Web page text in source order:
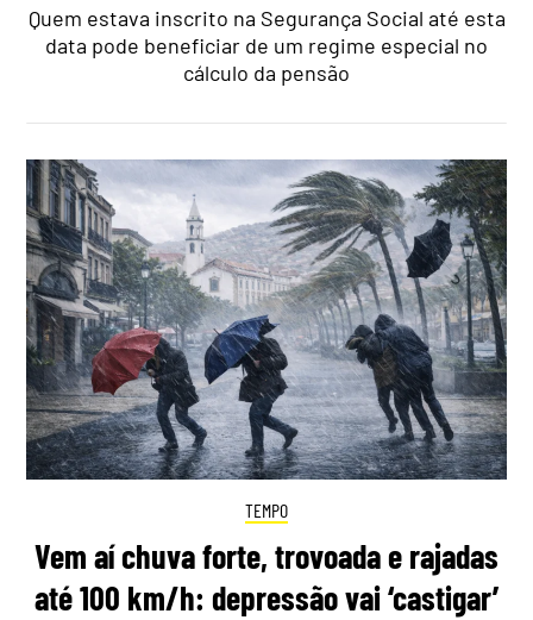
Quem estava inscrito na Segurança Social até esta
data pode beneficiar de um regime especial no
cálculo da pensão
TEMPO
Vem aí chuva forte, trovoada e rajadas
até 100 km/h: depressão vai ‘castigar’